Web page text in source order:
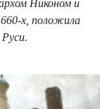
Никоном и
х, положила